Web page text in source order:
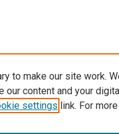
to make our site work.
content and your
settings link. For